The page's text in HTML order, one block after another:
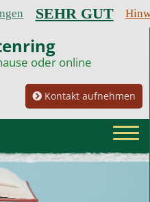
SEHR GUT
oder online
Kontakt aufnehmen